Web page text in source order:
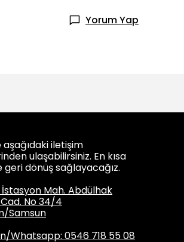
Yorum Yap
aşağıdaki iletişim
ulaşabilirsiniz. En kısa
geri dönüş sağlayacağız.
Mah. Abdülhak
No 34/4
Samsun
Whatsapp: 0546 718 55 08